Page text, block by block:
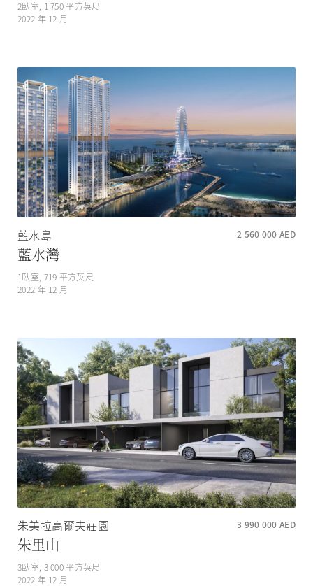
2臥室, 1 750 平方英尺
2022 年 12 月
藍水島 2 560 000 AED
藍水灣
1臥室, 719 平方英尺
2022 年 12 月
朱美拉高爾夫莊園 3 990 000 AED
朱里山
3臥室, 3 000 平方英尺
2022 年 12 月